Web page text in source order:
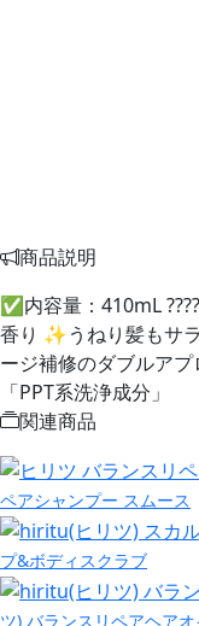
商品説明
✅内容量：410mL
香り ✨うねり髪もサ
ージ補修のダブルア
「PPT系洗浄成分」
関連商品
ペアシャンプー スムース
プ&ボディスクラブ
ツ) バランスリペアヘア